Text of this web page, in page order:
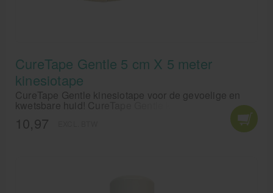
CureTape Gentle 5 cm X 5 meter
kinesiotape
CureTape Gentle kinesiotape voor de gevoelige en
kwetsbare huid! CureTape Gentle kinesiotape is
geschikt is voor toepassingen bij mensen met een
zeer gevoelige huid. Pas CureTape Gentle toe op
10,97